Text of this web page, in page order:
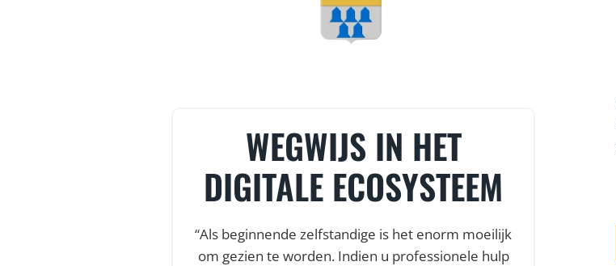
WEGWIJS IN HET
DIGITALE ECOSYSTEEM
“Als beginnende zelfstandige is het enorm moeilijk
om gezien te worden. Indien u professionele hulp